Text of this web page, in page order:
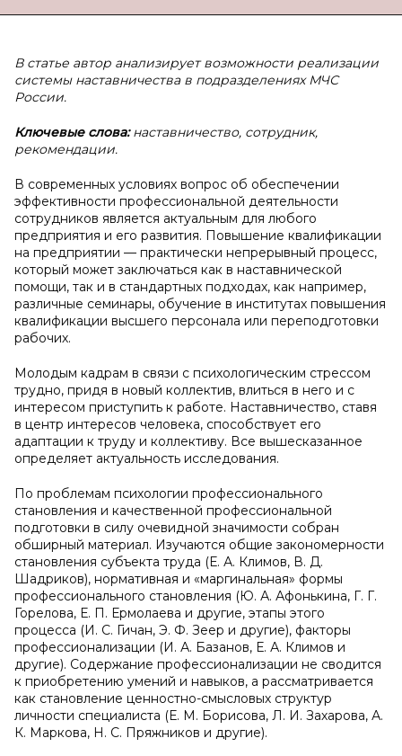
В статье автор анализирует возможности реализации
системы наставничества в подразделениях МЧС
России.
Ключевые слова:наставничество, сотрудник,
рекомендации.
В современных условиях вопрос об обеспечении
эффективности профессиональной деятельности
сотрудников является актуальным для любого
предприятия и его развития. Повышение квалификации
на предприятии — практически непрерывный процесс,
который может заключаться как в наставнической
помощи, так и в стандартных подходах, как например,
различные семинары, обучение в институтах повышения
квалификации высшего персонала или переподготовки
рабочих.
Молодым кадрам в связи с психологическим стрессом
трудно, придя в новый коллектив, влиться в него и с
интересом приступить к работе. Наставничество, ставя
в центр интересов человека, способствует его
адаптации к труду и коллективу. Все вышесказанное
определяет актуальность исследования.
По проблемам психологии профессионального
становления и качественной профессиональной
подготовки в силу очевидной значимости собран
обширный материал. Изучаются общие закономерности
становления субъекта труда (Е. А. Климов, В. Д.
Шадриков), нормативная и «маргинальная» формы
профессионального становления (Ю. А. Афонькина, Г. Г.
Горелова, Е. П. Ермолаева и другие, этапы этого
процесса (И. С. Гичан, Э. Ф. Зеер и другие), факторы
профессионализации (И. А. Базанов, Е. А. Климов и
другие). Содержание профессионализации не сводится
к приобретению умений и навыков, а рассматривается
как становление ценностно-смысловых структур
личности специалиста (Е. М. Борисова, Л. И. Захарова, А.
К. Маркова, Н. С. Пряжников и другие).